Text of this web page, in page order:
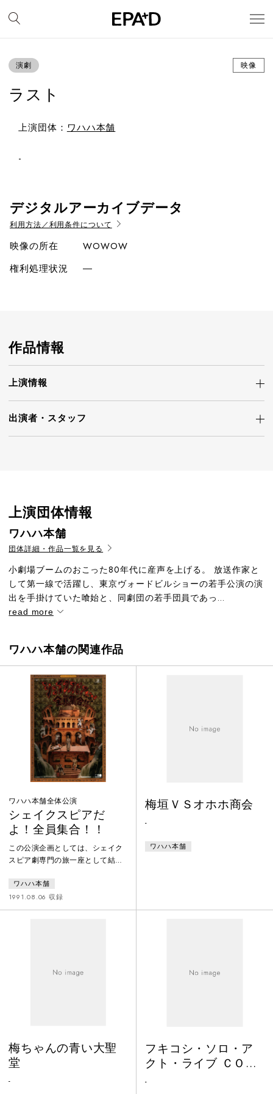
演劇 映像
ラスト
上演団体： ワハハ本舗
-
デジタルアーカイブデータ
利用方法／利用条件について
映像の所在
WOWOW
権利処理状況
―
作品情報
上演情報
出演者・ スタッフ
上演団体情報
ワハハ本舗
団体詳細・作品一覧を見る
小劇場ブームのおこった80年代に産声を上げる。 放送作家と
して第一線で活躍し、東京ヴォードビルショーの若手公演の演
出を手掛けていた喰始と、同劇団の若手団員であっ...
read more
ワハハ本舗の関連作品
ワハハ本舗全体公演
シェイクスピアだ
よ！全員集合！！
この公演企画としては、シェイク
スピア劇専門の旅一座として結成
が、紆余曲折を経て、殿堂のグロ
ーブ座で公演が打てるようになっ
た物語を、漫才やダンスやパフォ
ルや登場人物をモチーフにワハハ
ワハハ本舗
1991.08.06 収録
梅垣ＶＳオホホ商会
-
ワハハ本舗
梅ちゃんの青い大聖
堂
-
フキコシ・ソロ・ア
クト・ライブ ＣＯＮ
ＴＥＳＴ
-